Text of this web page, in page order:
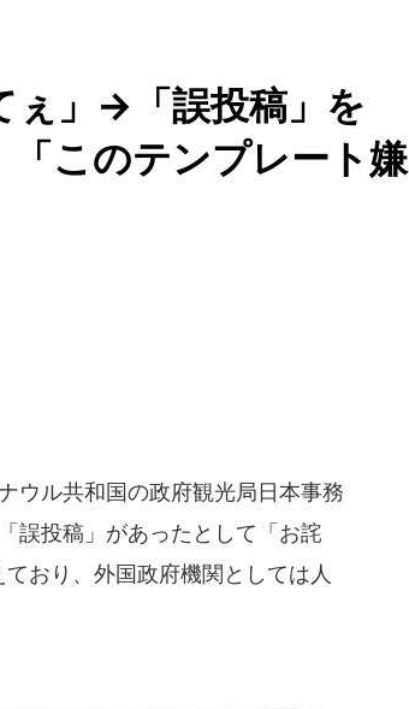
ぇ」→「誤投稿」を
このテンプレート嫌
ウル共和国の政府観光局日本事務
誤投稿」があったとして「お詫
おり、外国政府機関としては人